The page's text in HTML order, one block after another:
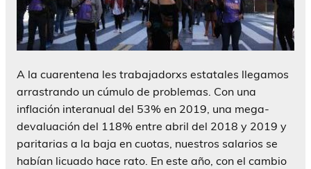
A la cuarentena les trabajadorxs estatales llegamos
arrastrando un cúmulo de problemas. Con una
inflación interanual del 53% en 2019, una mega-
devaluación del 118% entre abril del 2018 y 2019 y
paritarias a la baja en cuotas, nuestros salarios se
habían licuado hace rato. En este año, con el cambio